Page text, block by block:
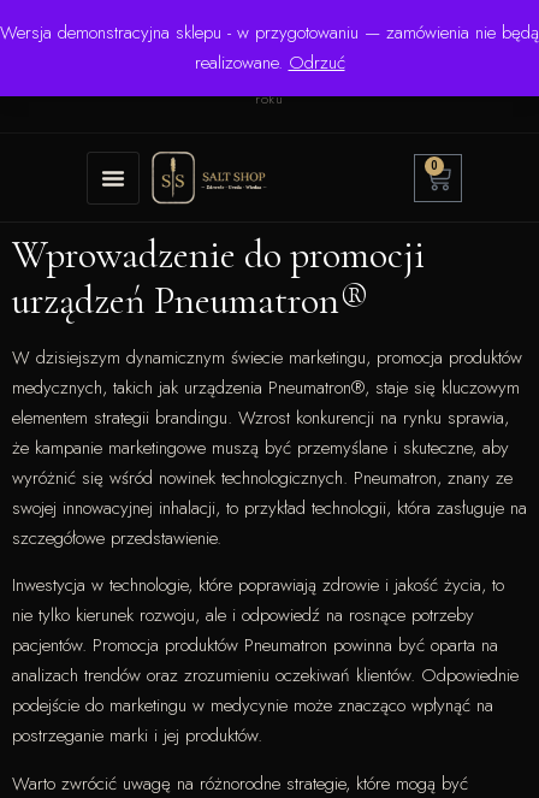
Wersja demonstracyjna sklepu - w przygotowaniu — zamówienia nie będą
realizowane. Odrzuć
☎ +48 506 504 900
✉
krzysztof.lipinski@salinarium.com
Pon.–Pt. 8:00–16:00 | Bezpośredni importer od 1999
roku
0
Wprowadzenie do promocji
urządzeń Pneumatron®
W dzisiejszym dynamicznym świecie marketingu, promocja produktów
medycznych, takich jak urządzenia Pneumatron®, staje się kluczowym
elementem strategii brandingu. Wzrost konkurencji na rynku sprawia,
że kampanie marketingowe muszą być przemyślane i skuteczne, aby
wyróżnić się wśród nowinek technologicznych. Pneumatron, znany ze
swojej innowacyjnej inhalacji, to przykład technologii, która zasługuje na
szczegółowe przedstawienie.
Inwestycja w technologie, które poprawiają zdrowie i jakość życia, to
nie tylko kierunek rozwoju, ale i odpowiedź na rosnące potrzeby
pacjentów. Promocja produktów Pneumatron powinna być oparta na
analizach trendów oraz zrozumieniu oczekiwań klientów. Odpowiednie
podejście do marketingu w medycynie może znacząco wpłynąć na
postrzeganie marki i jej produktów.
Warto zwrócić uwagę na różnorodne strategie, które mogą być